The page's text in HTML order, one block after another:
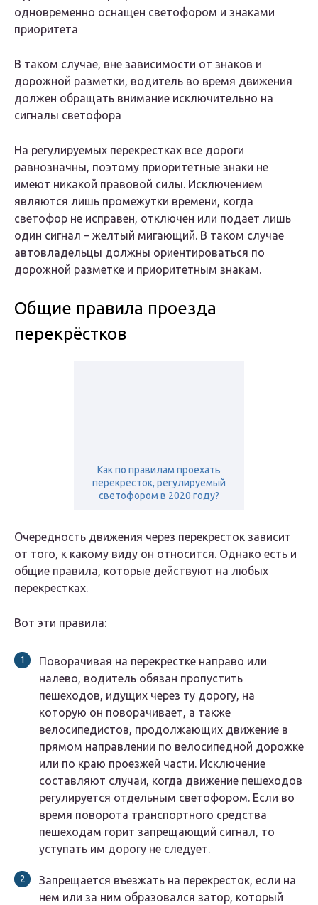
одновременно оснащен светофором и знаками
приоритета
В таком случае, вне зависимости от знаков и
дорожной разметки, водитель во время движения
должен обращать внимание исключительно на
сигналы светофора
На регулируемых перекрестках все дороги
равнозначны, поэтому приоритетные знаки не
имеют никакой правовой силы. Исключением
являются лишь промежутки времени, когда
светофор не исправен, отключен или подает лишь
один сигнал – желтый мигающий. В таком случае
автовладельцы должны ориентироваться по
дорожной разметке и приоритетным знакам.
Общие правила проезда
перекрёстков
Как по правилам проехать
перекресток, регулируемый
светофором в 2020 году?
Очередность движения через перекресток зависит
от того, к какому виду он относится. Однако есть и
общие правила, которые действуют на любых
перекрестках.
Вот эти правила:
Поворачивая на перекрестке направо или
налево, водитель обязан пропустить
пешеходов, идущих через ту дорогу, на
которую он поворачивает, а также
велосипедистов, продолжающих движение в
прямом направлении по велосипедной дорожке
или по краю проезжей части. Исключение
составляют случаи, когда движение пешеходов
регулируется отдельным светофором. Если во
время поворота транспортного средства
пешеходам горит запрещающий сигнал, то
уступать им дорогу не следует.
Запрещается въезжать на перекресток, если на
нем или за ним образовался затор, который